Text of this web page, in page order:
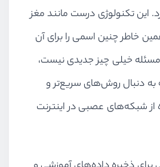
این تکنولوژی درست مانند مغز
خاطر چنین اسمی را برای آن
مسئله خیلی چیز جدیدی نیست،
به دنبال روش‌های سریع‌تر و
از شبکه‌های عصبی در اینترنت